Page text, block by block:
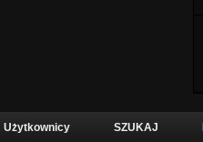
Użytkownicy SZUKAJ